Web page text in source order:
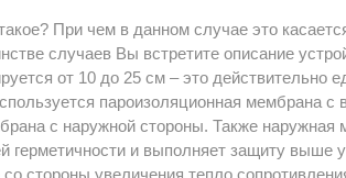
При чем в данном случае это
случаев Вы встретите описание
от 10 до 25 см – это действительно
пароизоляционная мембрана
с наружной стороны. Также
герметичности и выполняет защиту
стороны увеличения тепло